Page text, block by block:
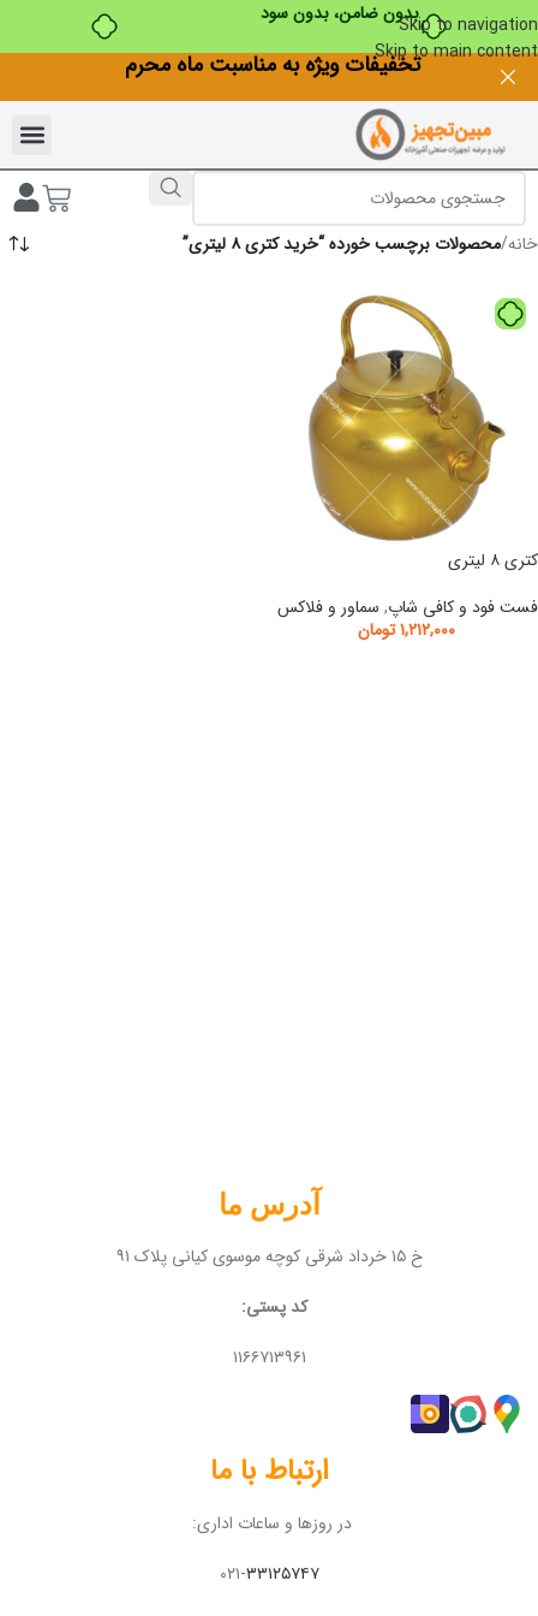
بدون ضامن، بدون سودSkip to navigation
Skip to main contentتخفیفات ویژه به مناسبت ماه محرم
خانه/محصولات برچسب خورده “خرید کتری ۸ لیتری”
کتری ۸ لیتری
فست فود و کافی شاپ, سماور و فلاکس
۱,۲۱۲,۰۰۰تومان
آدرس ما
خ ۱۵ خرداد شرقی کوچه موسوی کیانی پلاک ۹۱
کد پستی:
۱۱۶۶۷۱۳۹۶۱
ارتباط با ما
در روزها و ساعات اداری:
۰۲۱-۳۳۱۲۵۷۴۷